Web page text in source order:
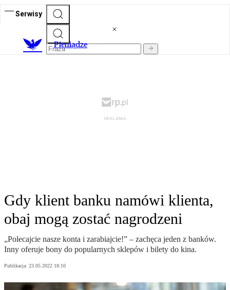
Serwisy
Pieniądze
Gdy klient banku namówi klienta,
obaj mogą zostać nagrodzeni
„Polecajcie nasze konta i zarabiajcie!” – zachęca jeden z banków.
Inny oferuje bony do popularnych sklepów i bilety do kina.
Publikacja: 23.05.2022 18:10